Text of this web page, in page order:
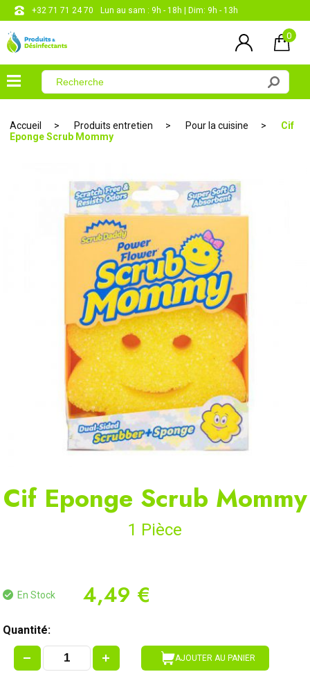
+32 71 71 24 70 Lun au sam : 9h - 18h | Dim: 9h - 13h
0
×
Désinfectants
Accueil Produits entretien Pour la cuisine
Cif
Eponge Scrub Mommy
Cif Eponge Scrub Mommy
1 Pièce
En Stock 4,49 €
Quantité:
AJOUTER AU PANIER